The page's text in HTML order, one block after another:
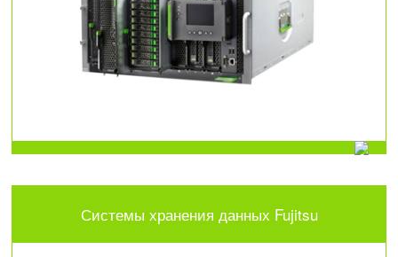
Системы хранения данных Fujitsu